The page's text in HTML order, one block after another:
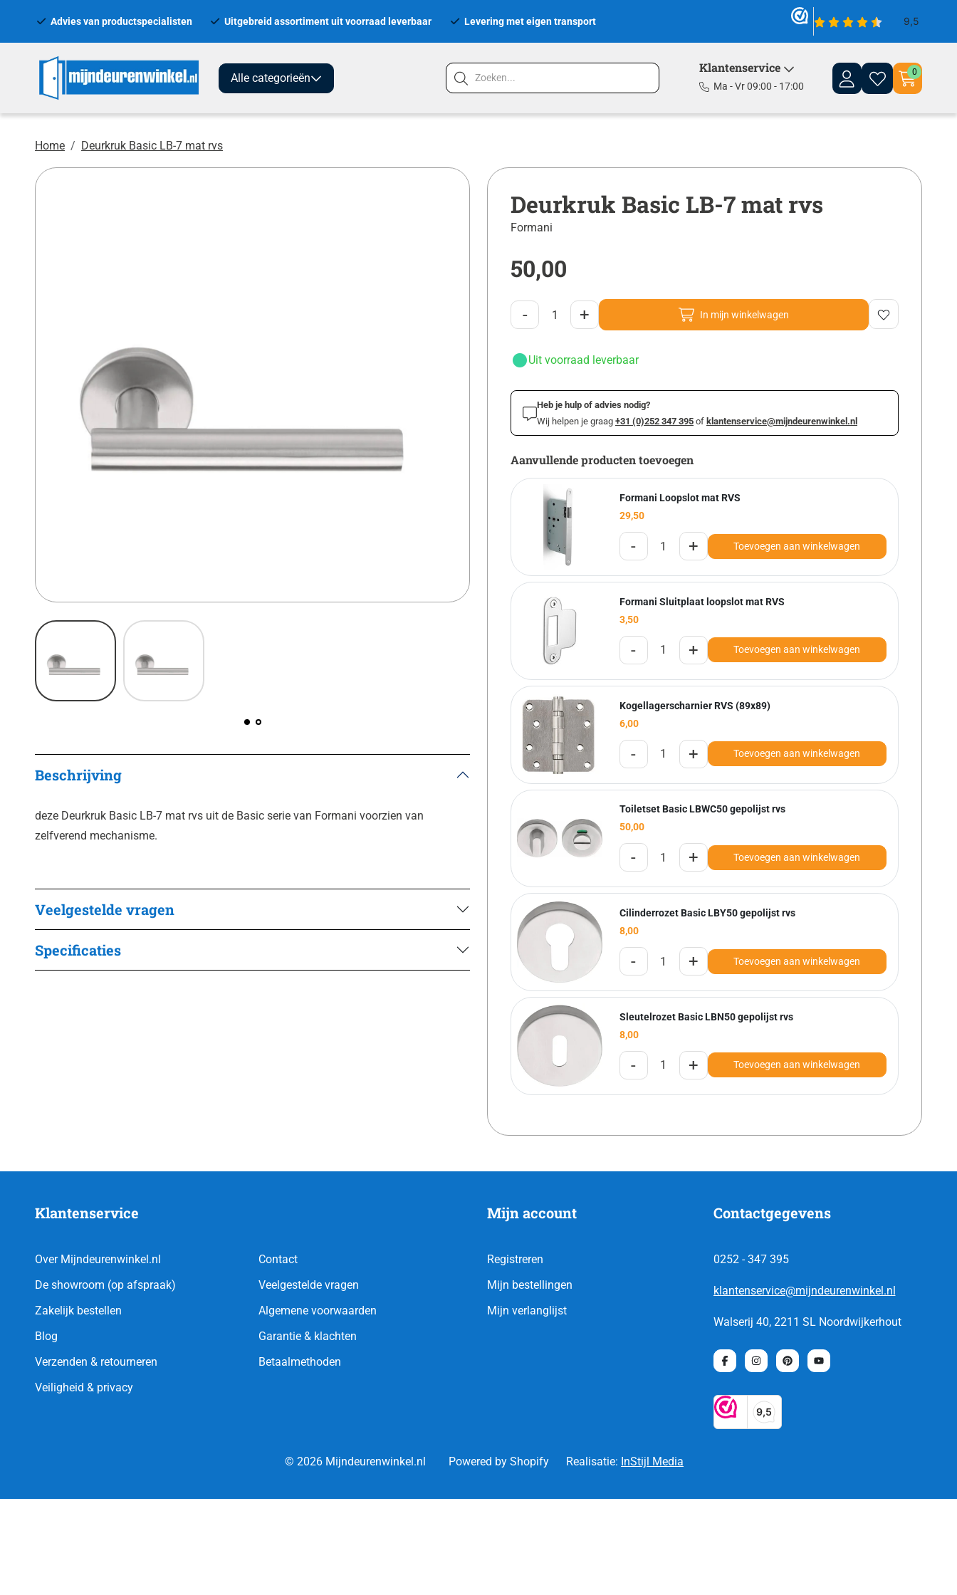
Advies van productspecialisten Uitgebreid assortiment uit voorraad leverbaar Levering met eigen transport
Alle categorieën
Klantenservice
Ma - Vr 09:00 - 17:00
0
Home Deurkruk Basic LB-7 mat rvs
Beschrijving
deze Deurkruk Basic LB-7 mat rvs uit de Basic serie van Formani voorzien van
zelfverend mechanisme.
Veelgestelde vragen
Specificaties
Deurkruk Basic LB-7 mat rvs
Formani
50,00
- + In mijn winkelwagen
Uit voorraad leverbaar
Heb je hulp of advies nodig?
Wij helpen je graag +31 (0)252 347 395 of klantenservice@mijndeurenwinkel.nl
Aanvullende producten toevoegen
Formani Loopslot mat RVS
29,50
- + Toevoegen aan winkelwagen
Formani Sluitplaat loopslot mat RVS
3,50
- + Toevoegen aan winkelwagen
Kogellagerscharnier RVS (89x89)
6,00
- + Toevoegen aan winkelwagen
Toiletset Basic LBWC50 gepolijst rvs
50,00
- + Toevoegen aan winkelwagen
Cilinderrozet Basic LBY50 gepolijst rvs
8,00
- + Toevoegen aan winkelwagen
Sleutelrozet Basic LBN50 gepolijst rvs
8,00
- + Toevoegen aan winkelwagen
Klantenservice
Over Mijndeurenwinkel.nl
De showroom (op afspraak)
Zakelijk bestellen
Blog
Verzenden & retourneren
Veiligheid & privacy
Contact
Veelgestelde vragen
Algemene voorwaarden
Garantie & klachten
Betaalmethoden
Mijn account
Registreren
Mijn bestellingen
Mijn verlanglijst
Contactgegevens
0252 - 347 395
klantenservice@mijndeurenwinkel.nl
Walserij 40, 2211 SL Noordwijkerhout
© 2026 Mijndeurenwinkel.nl Powered by Shopify Realisatie: InStijl Media